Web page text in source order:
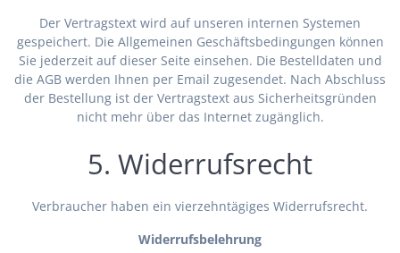
Der Vertragstext wird auf unseren internen Systemen
gespeichert. Die Allgemeinen Geschäftsbedingungen können
Sie jederzeit auf dieser Seite einsehen. Die Bestelldaten und
die AGB werden Ihnen per Email zugesendet. Nach Abschluss
der Bestellung ist der Vertragstext aus Sicherheitsgründen
nicht mehr über das Internet zugänglich.
5. Widerrufsrecht
Verbraucher haben ein vierzehntägiges Widerrufsrecht.
Widerrufsbelehrung